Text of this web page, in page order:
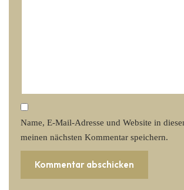
Name, E-Mail-Adresse und Website in
meinen nächsten Kommentar speichern.